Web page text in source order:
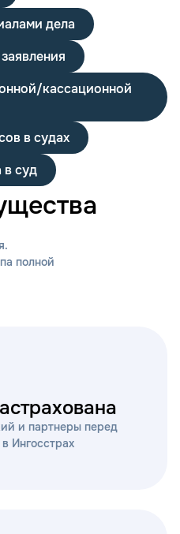
дела
кассационной
в судах
в суд
полной
и партнеры перед
Ингосстрах